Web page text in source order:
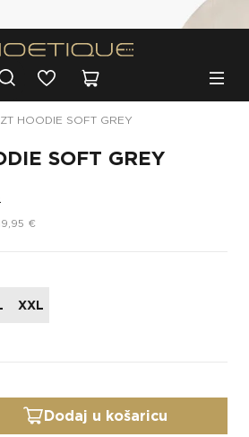
za narudžbe iznad 100€
HOODIE SOFT GREY
SOFT GREY
€
XXL
Dodaj u košaricu